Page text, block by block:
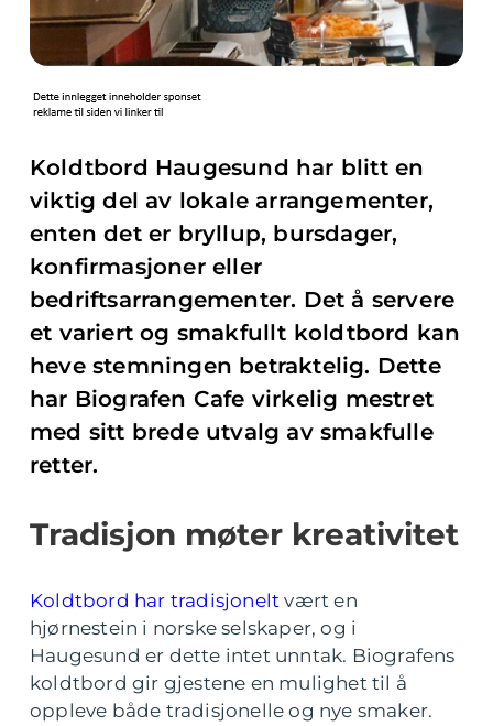
Koldtbord Haugesund har blitt en
viktig del av lokale arrangementer,
enten det er bryllup, bursdager,
konfirmasjoner eller
bedriftsarrangementer. Det å servere
et variert og smakfullt koldtbord kan
heve stemningen betraktelig. Dette
har Biografen Cafe virkelig mestret
med sitt brede utvalg av smakfulle
retter.
Tradisjon møter kreativitet
Koldtbord har tradisjonelt vært en
hjørnestein i norske selskaper, og i
Haugesund er dette intet unntak. Biografens
koldtbord gir gjestene en mulighet til å
oppleve både tradisjonelle og nye smaker.